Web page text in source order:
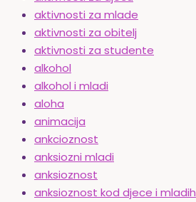
aktivnosti za mlade
aktivnosti za obitelj
aktivnosti za studente
alkohol
alkohol i mladi
aloha
animacija
ankcioznost
anksiozni mladi
anksioznost
anksioznost kod djece i mladih